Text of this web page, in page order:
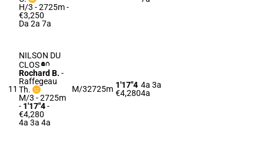
H/3 - 2725m-
€3,250
Da 2a 7a
11
NILSON DU
CLOS
Rochard B. -
Raffegeau
Th.
M/3 - 2725m
- 1'17"4-
€4,280
4a 3a 4a
M/32725m 1'17"4
€4,280
4a 3a
4a